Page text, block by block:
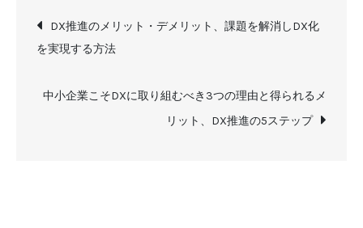
を
す
投
稿
ナ
DX推進のメリット・デメリット、課題を解消しDX化
を実現する方法
中小企業こそDXに取り組むべき3つの理由と得られるメ
リット、DX推進の5ステップ